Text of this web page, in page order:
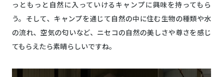
っともっと自然に入っていけるキャンプに興味を持ってもら
う。そして、キャンプを通じて自然の中に住む生物の種類や水
の流れ、空気の匂いなど、ニセコの自然の美しさや尊さを感じ
てもらえたら素晴らしいですね。